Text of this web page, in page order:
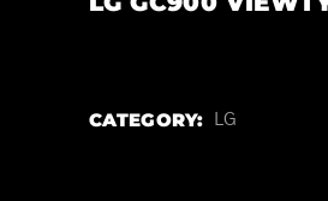
CATEGORY: LG